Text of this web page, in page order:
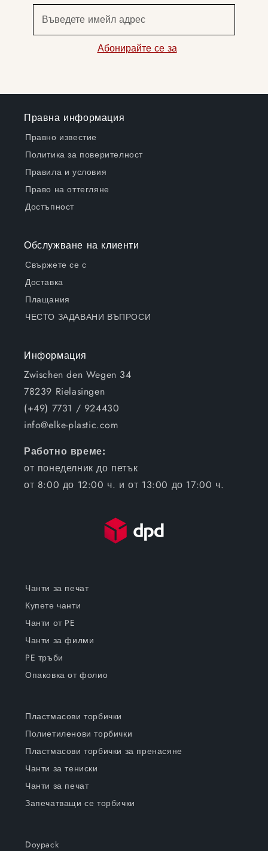
Въведете имейл адрес
Абонирайте се за
Правна информация
Правно известие
Политика за поверителност
Правила и условия
Право на оттегляне
Достъпност
Обслужване на клиенти
Свържете се с
Доставка
Плащания
ЧЕСТО ЗАДАВАНИ ВЪПРОСИ
Информация
Zwischen den Wegen 34
78239 Rielasingen
(+49) 7731 / 924430
info@elke-plastic.com
Работно време:
от понеделник до петък
от 8:00 до 12:00 ч. и от 13:00 до 17:00 ч.
Чанти за печат
Купете чанти
Чанти от PE
Чанти за филми
PE тръби
Опаковка от фолио
Пластмасови торбички
Полиетиленови торбички
Пластмасови торбички за пренасяне
Чанти за тениски
Чанти за печат
Запечатващи се торбички
Doypack